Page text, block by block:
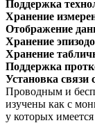
Поддержка
Хранение
Отображение
Хранение
Хранение
Поддержка
Установка связи
Проводным и
изучены как с
у которых